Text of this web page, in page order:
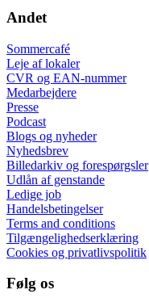
Andet
Sommercafé
Leje af lokaler
CVR og EAN-nummer
Medarbejdere
Presse
Podcast
Blogs og nyheder
Nyhedsbrev
Billedarkiv og forespørgsler
Udlån af genstande
Ledige job
Handelsbetingelser
Terms and conditions
Tilgængelighedserklæring
Cookies og privatlivspolitik
Følg os